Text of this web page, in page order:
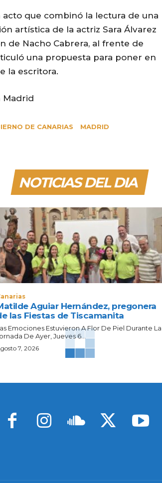
acto que combinó la lectura de una
artística de la actriz Sara Álvarez
de Nacho Cabrera, al frente de
una propuesta para poner en
la escritora.
Madrid
DE CANARIAS
MADRID
NOTICIAS DEL DIA
Aguiar Hernández, pregonera
las Fiestas de Tiscamanita
Emociones Estuvieron A Flor De Piel Durante La
De Ayer, Jueves 6...
7, 2026